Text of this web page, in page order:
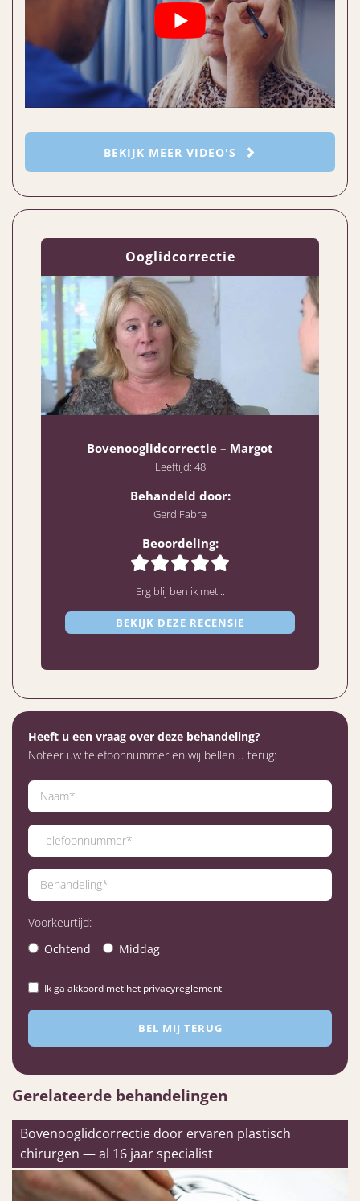
BEKIJK MEER VIDEO'S
Ooglidcorrectie
Bovenooglidcorrectie – Margot
Leeftijd: 48
Behandeld door:
Gerd Fabre
Beoordeling:
Erg blij ben ik met...
BEKIJK DEZE RECENSIE
Heeft u een vraag over deze behandeling?
Noteer uw telefoonnummer en wij bellen u terug:
Voorkeurtijd:
Ochtend
Middag
Ik ga akkoord met het privacyreglement
Gerelateerde behandelingen
Bovenooglidcorrectie door ervaren plastisch
chirurgen — al 16 jaar specialist